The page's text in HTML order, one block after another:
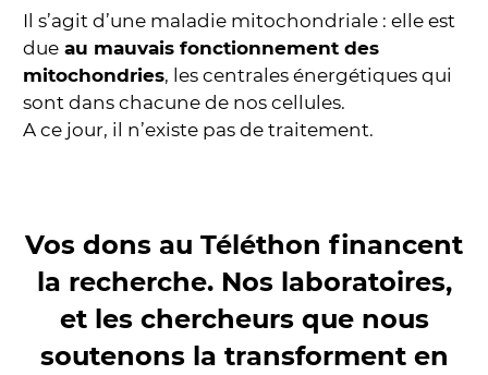
Il s’agit d’une maladie mitochondriale : elle est
due au mauvais fonctionnement des
mitochondries, les centrales énergétiques qui
sont dans chacune de nos cellules.
A ce jour, il n’existe pas de traitement.
Vos dons au Téléthon financent
la recherche. Nos laboratoires,
et les chercheurs que nous
soutenons la transforment en